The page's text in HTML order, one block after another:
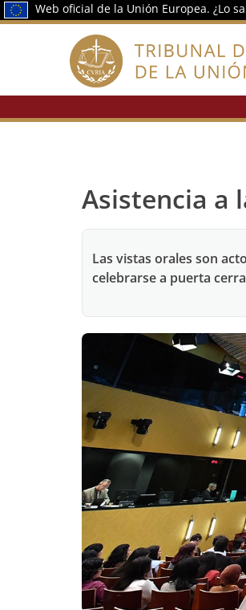
Web oficial de la Unión Europea. ¿Lo
Asistencia a
Las vistas orales son
celebrarse a puerta